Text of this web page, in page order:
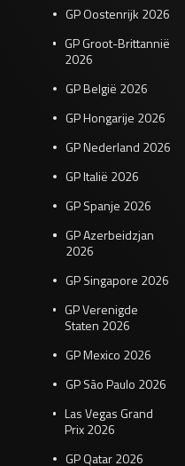
GP Oostenrijk 2026
GP Groot-Brittannië
2026
GP België 2026
GP Hongarije 2026
GP Nederland 2026
GP Italië 2026
GP Spanje 2026
GP Azerbeidzjan
2026
GP Singapore 2026
GP Verenigde
Staten 2026
GP Mexico 2026
GP São Paulo 2026
Las Vegas Grand
Prix 2026
GP Qatar 2026